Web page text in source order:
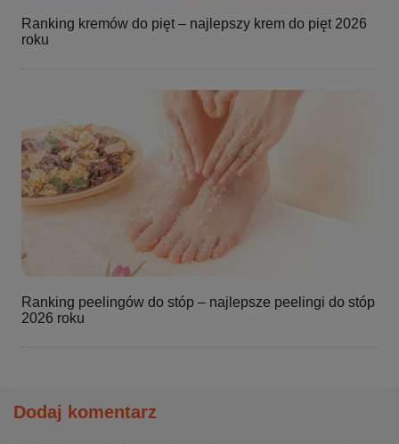
Ranking kremów do pięt – najlepszy krem do pięt 2026
roku
Ranking peelingów do stóp – najlepsze peelingi do stóp
2026 roku
Dodaj komentarz